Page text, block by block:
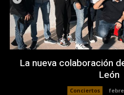
La nueva colaboración
León
Conciertos